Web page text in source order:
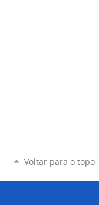
Voltar para o topo